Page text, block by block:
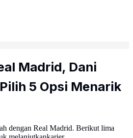
Madrid, Dani
5 Opsi Menarik
dengan Real Madrid. Berikut lima